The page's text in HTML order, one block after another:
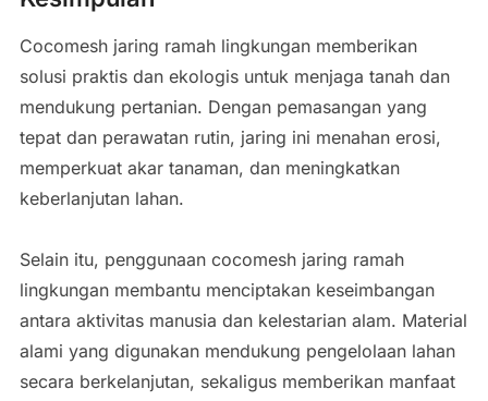
Cocomesh jaring ramah lingkungan memberikan
solusi praktis dan ekologis untuk menjaga tanah dan
mendukung pertanian. Dengan pemasangan yang
tepat dan perawatan rutin, jaring ini menahan erosi,
memperkuat akar tanaman, dan meningkatkan
keberlanjutan lahan.
Selain itu, penggunaan cocomesh jaring ramah
lingkungan membantu menciptakan keseimbangan
antara aktivitas manusia dan kelestarian alam. Material
alami yang digunakan mendukung pengelolaan lahan
secara berkelanjutan, sekaligus memberikan manfaat